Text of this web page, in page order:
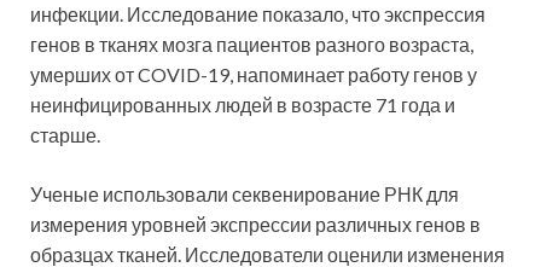
инфекции. Исследование показало, что экспрессия
генов в тканях мозга пациентов разного возраста,
умерших от COVID-19, напоминает работу генов у
неинфицированных людей в возрасте 71 года и
старше.
Ученые использовали секвенирование РНК для
измерения уровней экспрессии различных генов в
образцах тканей. Исследователи оценили изменения